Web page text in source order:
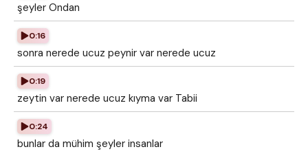
şeyler Ondan
0:16
sonra nerede ucuz peynir var nerede ucuz
0:19
zeytin var nerede ucuz kıyma var Tabii
0:24
bunlar da mühim şeyler insanlar